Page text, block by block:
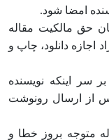
امضا شود.
حق مالکیت مقاله
اجازه دانلود، چاپ و
سر اینکه نویسنده
از ارسال رونوشت
متوجه بروز خطا و